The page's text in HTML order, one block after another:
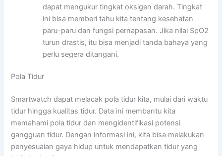
dapat mengukur tingkat oksigen darah. Tingkat
ini bisa memberi tahu kita tentang kesehatan
paru-paru dan fungsi pernapasan. Jika nilai SpO2
turun drastis, itu bisa menjadi tanda bahaya yang
perlu segera ditangani.
Pola Tidur
Smartwatch dapat melacak pola tidur kita, mulai dari waktu
tidur hingga kualitas tidur. Data ini membantu kita
memahami pola tidur dan mengidentifikasi potensi
gangguan tidur. Dengan informasi ini, kita bisa melakukan
penyesuaian gaya hidup untuk mendapatkan tidur yang